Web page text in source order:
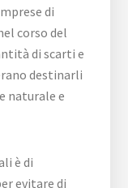
di
corso del
di scarti e
destinarli
naturale e
è di
evitare di